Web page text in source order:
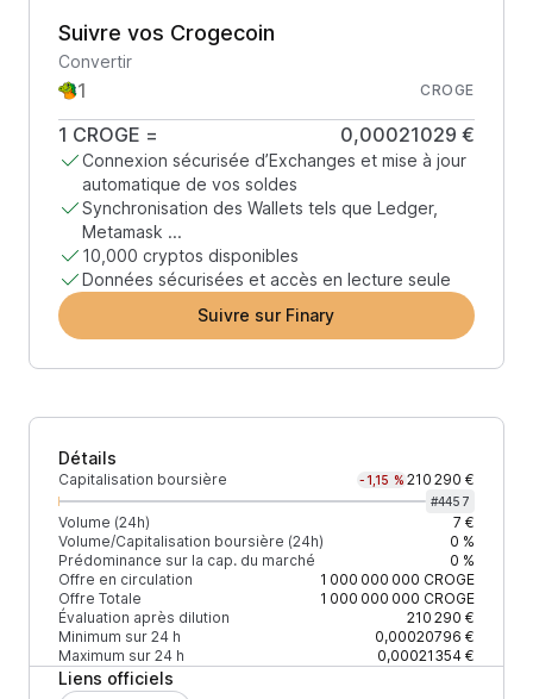
Suivre vos Crogecoin
Convertir
CROGE
1 CROGE = 0,00021029 €
Connexion sécurisée d’Exchanges et mise à jour
automatique de vos soldes
Synchronisation des Wallets tels que Ledger,
Metamask ...
10,000 cryptos disponibles
Données sécurisées et accès en lecture seule
Suivre sur Finary
Détails
Capitalisation boursière -1,15 % 210 290 €
#4457
Volume (24h)
7 €
Volume/Capitalisation boursière (24h)
0 %
Prédominance sur la cap. du marché
0 %
Offre en circulation
1 000 000 000 CROGE
Offre Totale
1 000 000 000 CROGE
Évaluation après dilution
210 290 €
Minimum sur 24 h
0,00020796 €
Maximum sur 24 h
0,00021354 €
Liens officiels